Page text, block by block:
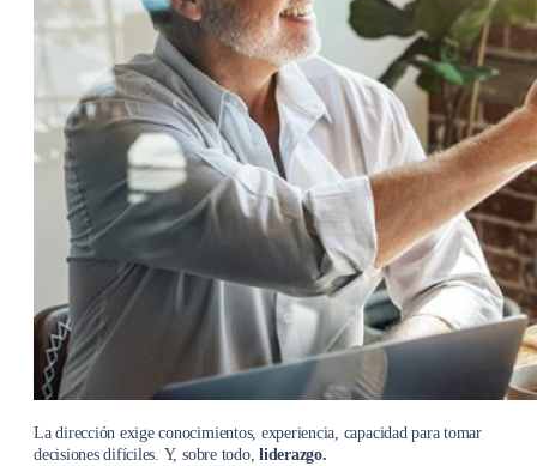
La dirección exige conocimientos, experiencia, capacidad para tomar
decisiones difíciles. Y, sobre todo,liderazgo.